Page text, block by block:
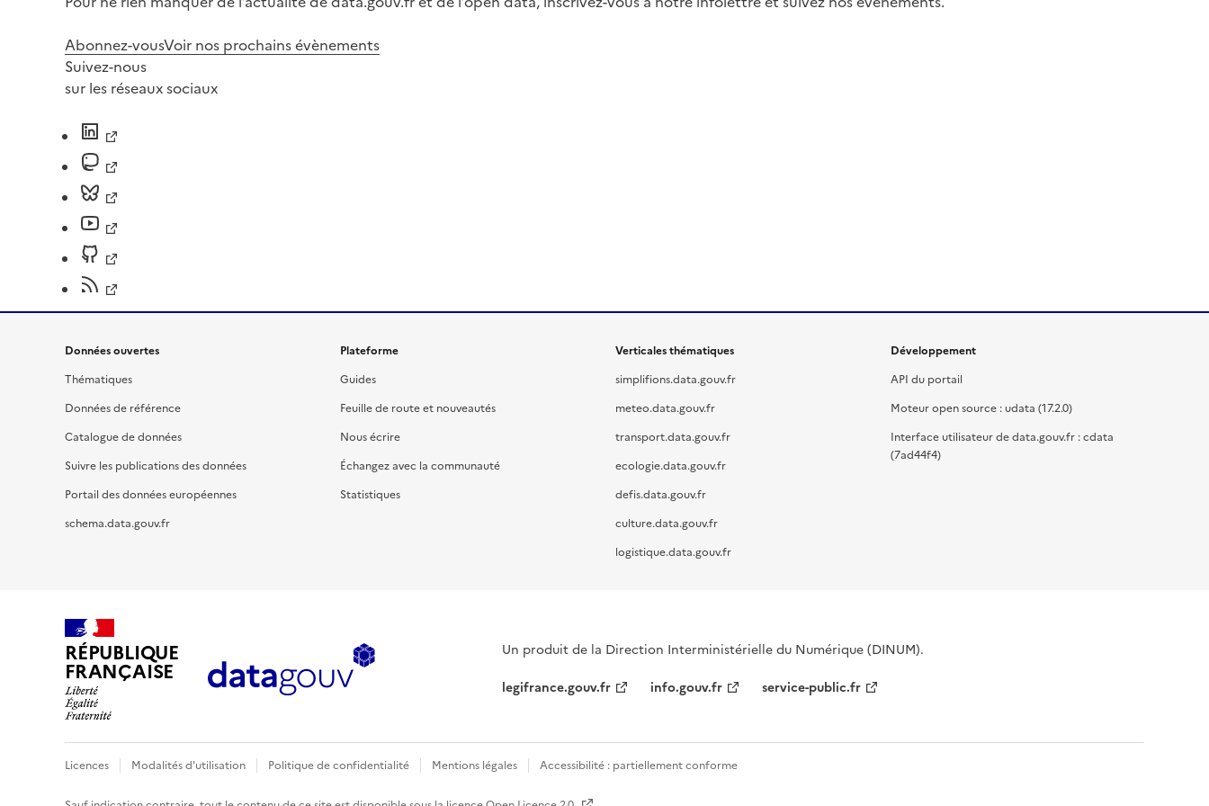
Abonnez-vousVoir nos prochains évènements
Suivez-nous
sur les réseaux sociaux
Données ouvertes
Thématiques
Données de référence
Catalogue de données
Suivre les publications des données
Portail des données européennes
schema.data.gouv.fr
Plateforme
Guides
Feuille de route et nouveautés
Nous écrire
Échangez avec la communauté
Statistiques
Verticales thématiques
simplifions.data.gouv.fr
meteo.data.gouv.fr
transport.data.gouv.fr
ecologie.data.gouv.fr
defis.data.gouv.fr
culture.data.gouv.fr
logistique.data.gouv.fr
Développement
API du portail
Moteur open source : udata (17.2.0)
Interface utilisateur de data.gouv.fr : cdata
(7ad44f4)
RÉPUBLIQUE
FRANÇAISE
Un produit de la Direction Interministérielle du Numérique (DINUM).
legifrance.gouv.fr
info.gouv.fr service-public.fr
Licences Modalités d'utilisation Politique de confidentialité Mentions légales Accessibilité : partiellement conforme